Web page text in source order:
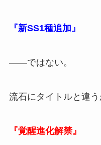
『新SS1種追加』
――ではない。
流石にタイトルと違う
『覚醒進化解禁』